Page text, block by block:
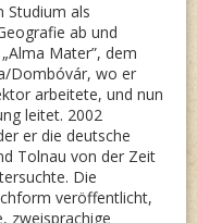
Studium als
ab und
Mater”, dem
Dombóvár, wo er
arbeitete, und nun
leitet. 2002
er die deutsche
Tolnau von der Zeit
Die
veröffentlicht,
zweisprachige